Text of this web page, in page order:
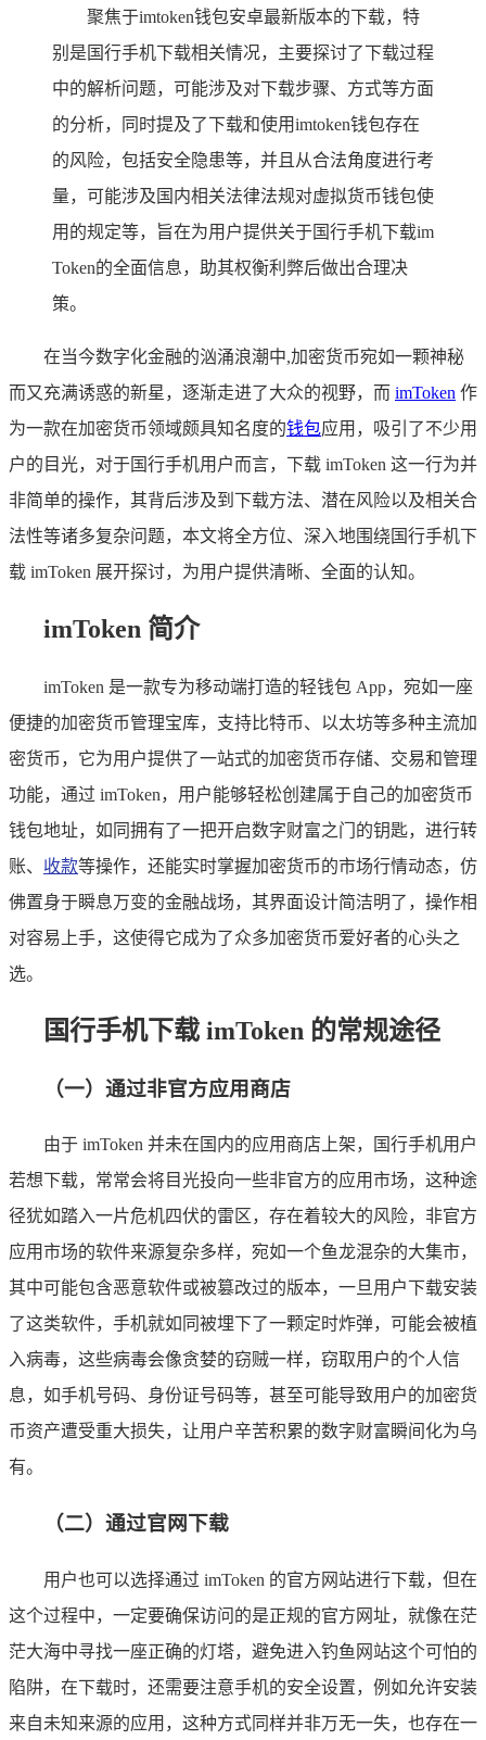
聚焦于imtoken钱包安卓最新版本的下载，特
别是国行手机下载相关情况，主要探讨了下载过程
中的解析问题，可能涉及对下载步骤、方式等方面
的分析，同时提及了下载和使用imtoken钱包存在
的风险，包括安全隐患等，并且从合法角度进行考
量，可能涉及国内相关法律法规对虚拟货币钱包使
用的规定等，旨在为用户提供关于国行手机下载im
Token的全面信息，助其权衡利弊后做出合理决
策。
在当今数字化金融的汹涌浪潮中,加密货币宛如一颗神秘
而又充满诱惑的新星，逐渐走进了大众的视野，而 imToken 作
为一款在加密货币领域颇具知名度的钱包应用，吸引了不少用
户的目光，对于国行手机用户而言，下载 imToken 这一行为并
非简单的操作，其背后涉及到下载方法、潜在风险以及相关合
法性等诸多复杂问题，本文将全方位、深入地围绕国行手机下
载 imToken 展开探讨，为用户提供清晰、全面的认知。
imToken 简介
imToken 是一款专为移动端打造的轻钱包 App，宛如一座
便捷的加密货币管理宝库，支持比特币、以太坊等多种主流加
密货币，它为用户提供了一站式的加密货币存储、交易和管理
功能，通过 imToken，用户能够轻松创建属于自己的加密货币
钱包地址，如同拥有了一把开启数字财富之门的钥匙，进行转
账、 收款等操作，还能实时掌握加密货币的市场行情动态，仿
佛置身于瞬息万变的金融战场，其界面设计简洁明了，操作相
对容易上手，这使得它成为了众多加密货币爱好者的心头之
选。
国行手机下载 imToken 的常规途径
（一）通过非官方应用商店
由于 imToken 并未在国内的应用商店上架，国行手机用户
若想下载，常常会将目光投向一些非官方的应用市场，这种途
径犹如踏入一片危机四伏的雷区，存在着较大的风险，非官方
应用市场的软件来源复杂多样，宛如一个鱼龙混杂的大集市，
其中可能包含恶意软件或被篡改过的版本，一旦用户下载安装
了这类软件，手机就如同被埋下了一颗定时炸弹，可能会被植
入病毒，这些病毒会像贪婪的窃贼一样，窃取用户的个人信
息，如手机号码、身份证号码等，甚至可能导致用户的加密货
币资产遭受重大损失，让用户辛苦积累的数字财富瞬间化为乌
有。
（二）通过官网下载
用户也可以选择通过 imToken 的官方网站进行下载，但在
这个过程中，一定要确保访问的是正规的官方网址，就像在茫
茫大海中寻找一座正确的灯塔，避免进入钓鱼网站这个可怕的
陷阱，在下载时，还需要注意手机的安全设置，例如允许安装
来自未知来源的应用，这种方式同样并非万无一失，也存在一